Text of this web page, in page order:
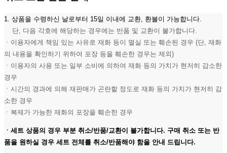
1. 상품을 수령하신 날로부터 15일 이내에 교환, 환불이 가능합니다.
단, 다음 각호에 해당하는 경우에는 반품 및 교환이 불가합니다.
ㆍ이용자에게 책임 있는 사유로 재화 등이 멸실 또는 훼손된 경우 (단, 재화
의 내용을 확인하기 위하여 포장 등을 훼손한 경우는 제외)
ㆍ이용자의 사용 또는 일부 소비에 의하여 재화 등의 가치가 현저히 감소한
경우
ㆍ시간의 경과에 의해 재판매가 곤란할 정도로 재화 등의 가치가 현저히 감
소한 경우
ㆍ복제가 가능한 재화의 포장을 훼손한 경우
ㆍ세트 상품의 경우 부분 취소/반품/교환이 불가합니다. 구매 취소 또는 반
품을 원하실 경우 세트 전체를 취소/반품해야 함을 안내 드립니다.